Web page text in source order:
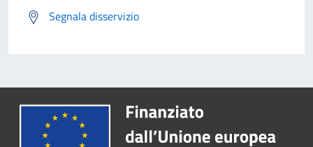
Segnala disservizio